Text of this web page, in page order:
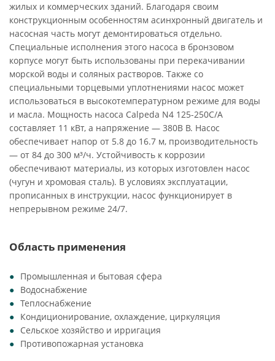
жилых и коммерческих зданий. Благодаря своим
конструкционным особенностям асинхронный двигатель и
насосная часть могут демонтироваться отдельно.
Специальные исполнения этого насоса в бронзовом
корпусе могут быть использованы при перекачивании
морской воды и соляных растворов. Также со
специальными торцевыми уплотнениями насос может
использоваться в высокотемпературном режиме для воды
и масла. Мощность насоса Calpeda N4 125-250C/A
составляет 11 кВт, а напряжение — 380В В. Насос
обеспечивает напор от 5.8 до 16.7 м, производительность
— от 84 до 300 м³/ч. Устойчивость к коррозии
обеспечивают материалы, из которых изготовлен насос
(чугун и хромовая сталь). В условиях эксплуатации,
прописанных в инструкции, насос функционирует в
непрерывном режиме 24/7.
Область применения
Промышленная и бытовая сфера
Водоснабжение
Теплоснабжение
Кондиционирование, охлаждение, циркуляция
Сельское хозяйство и ирригация
Противопожарная установка